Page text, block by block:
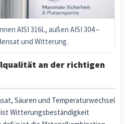
AISI 316L, außen AISI 304 –
und Witterung.
an der richtigen
Säuren und Temperaturwechsel
Witterungsbeständigkeit